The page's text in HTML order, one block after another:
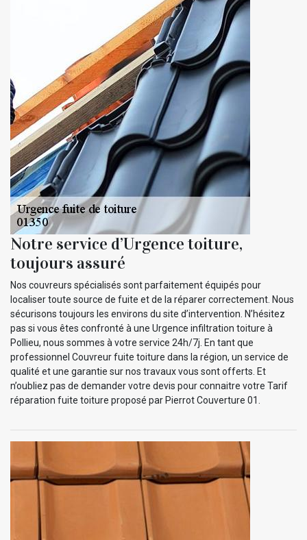
Notre service d’Urgence toiture,
toujours assuré
Nos couvreurs spécialisés sont parfaitement équipés pour
localiser toute source de fuite et de la réparer correctement. Nous
sécurisons toujours les environs du site d’intervention. N’hésitez
pas si vous êtes confronté à une Urgence infiltration toiture à
Pollieu, nous sommes à votre service 24h/7j. En tant que
professionnel Couvreur fuite toiture dans la région, un service de
qualité et une garantie sur nos travaux vous sont offerts. Et
n’oubliez pas de demander votre devis pour connaitre votre Tarif
réparation fuite toiture proposé par Pierrot Couverture 01.